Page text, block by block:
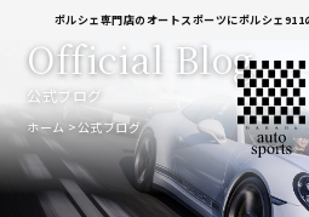
ポルシェ専門店のオートスポーツにポルシェ
公式ブログ
Official Blog
ホーム 公式ブログ